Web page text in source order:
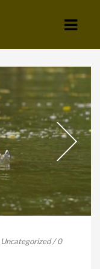
Uncategorized/0